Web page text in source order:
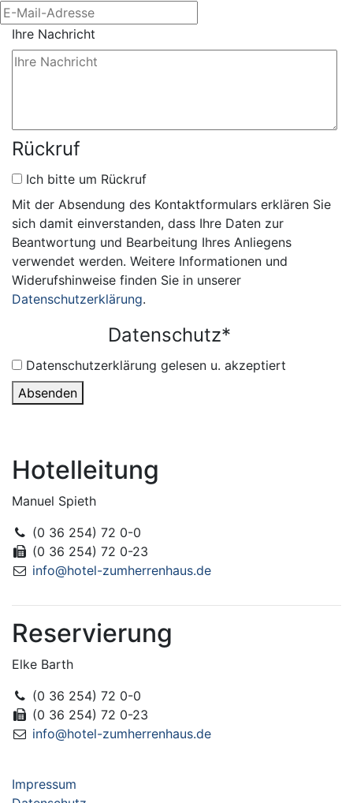
Ihre Nachricht
Rückruf
Ich bitte um Rückruf
Mit der Absendung des Kontaktformulars erklären Sie
sich damit einverstanden, dass Ihre Daten zur
Beantwortung und Bearbeitung Ihres Anliegens
verwendet werden. Weitere Informationen und
Widerufshinweise finden Sie in unserer
Datenschutzerklärung.
Datenschutz*
Datenschutzerklärung gelesen u. akzeptiert
Absenden
Hotelleitung
Manuel Spieth
(0 36 254) 72 0-0
(0 36 254) 72 0-23
info@hotel-zumherrenhaus.de
Reservierung
Elke Barth
(0 36 254) 72 0-0
(0 36 254) 72 0-23
info@hotel-zumherrenhaus.de
Impressum